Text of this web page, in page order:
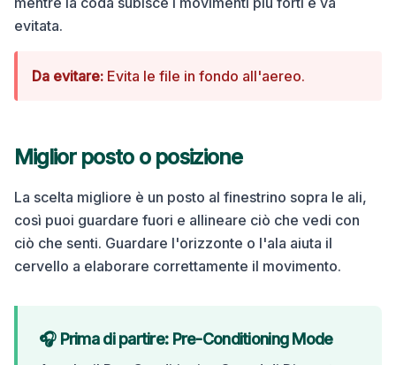
evitata.
Da evitare: Evita le file in fondo all'aereo.
Miglior posto o posizione
La scelta migliore è un posto al finestrino sopra le ali,
così puoi guardare fuori e allineare ciò che vedi con
ciò che senti. Guardare l'orizzonte o l'ala aiuta il
cervello a elaborare correttamente il movimento.
🎧 Prima di partire: Pre-Conditioning Mode